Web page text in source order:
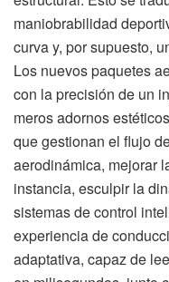
maniobrabilidad
curva y, por supuesto,
Los nuevos paquetes
con la precisión de un
meros adornos
que gestionan el flujo
aerodinámica, mejorar
instancia, esculpir la
sistemas de control
experiencia de
adaptativa, capaz de